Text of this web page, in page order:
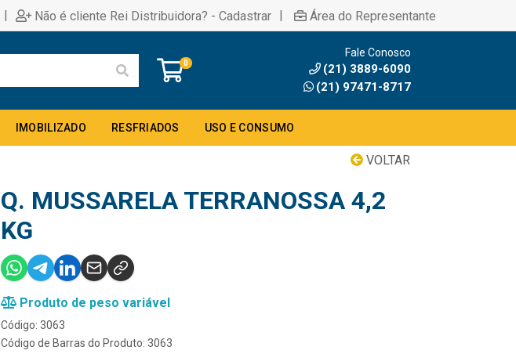
| Não é cliente Rei Distribuidora? - Cadastrar | Área do Representante
0
Fale Conosco
(21) 3889-6090
(21) 97471-8717
IMOBILIZADO RESFRIADOS USO E CONSUMO
VOLTAR
Q. MUSSARELA TERRANOSSA 4,2
KG
Produto de peso variável
Código: 3063
Código de Barras do Produto: 3063